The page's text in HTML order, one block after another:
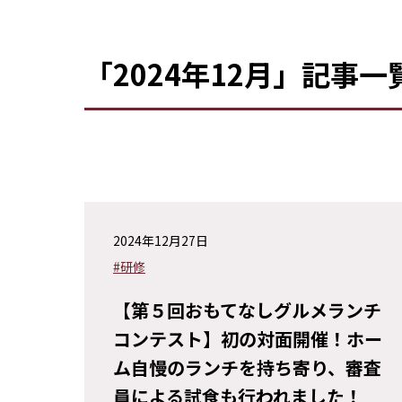
「2024年12月」記事一
2024年12月27日
#研修
【第５回おもてなしグルメランチ
コンテスト】初の対面開催！ホー
ム自慢のランチを持ち寄り、審査
員による試食も行われました！